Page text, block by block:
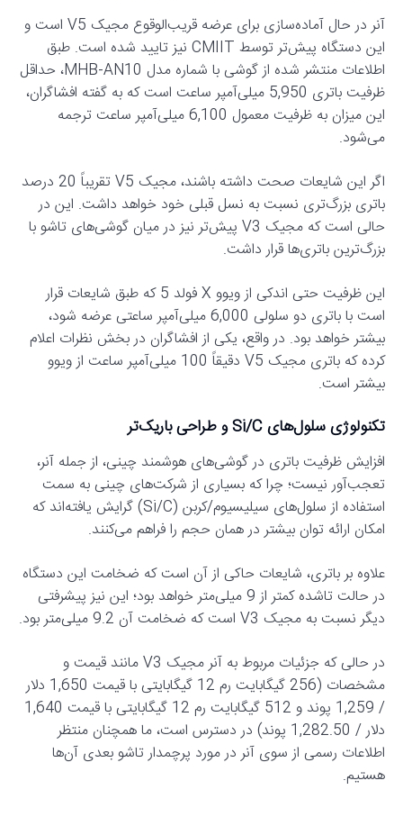
آنر در حال آماده‌سازی برای عرضه قریب‌الوقوع مجیک V5 است و
این دستگاه پیش‌تر توسط CMIIT نیز تایید شده است. طبق
اطلاعات منتشر شده از گوشی با شماره مدل MHB-AN10، حداقل
ظرفیت باتری 5,950 میلی‌آمپر ساعت است که به گفته افشاگران،
این میزان به ظرفیت معمول 6,100 میلی‌آمپر ساعت ترجمه
می‌شود.
اگر این شایعات صحت داشته باشند، مجیک V5 تقریباً 20 درصد
باتری بزرگ‌تری نسبت به نسل قبلی خود خواهد داشت. این در
حالی است که مجیک V3 پیش‌تر نیز در میان گوشی‌های تاشو با
بزرگ‌ترین باتری‌ها قرار داشت.
این ظرفیت حتی اندکی از ویوو X فولد 5 که طبق شایعات قرار
است با باتری دو سلولی 6,000 میلی‌آمپر ساعتی عرضه شود،
بیشتر خواهد بود. در واقع، یکی از افشاگران در بخش نظرات اعلام
کرده که باتری مجیک V5 دقیقاً 100 میلی‌آمپر ساعت از ویوو
بیشتر است.
تکنولوژی سلول‌های Si/C و طراحی باریک‌تر
افزایش ظرفیت باتری در گوشی‌های هوشمند چینی، از جمله آنر،
تعجب‌آور نیست؛ چرا که بسیاری از شرکت‌های چینی به سمت
استفاده از سلول‌های سیلیسیوم/کربن (Si/C) گرایش یافته‌اند که
امکان ارائه توان بیشتر در همان حجم را فراهم می‌کنند.
علاوه بر باتری، شایعات حاکی از آن است که ضخامت این دستگاه
در حالت تاشده کمتر از 9 میلی‌متر خواهد بود؛ این نیز پیشرفتی
دیگر نسبت به مجیک V3 است که ضخامت آن 9.2 میلی‌متر بود.
در حالی که جزئیات مربوط به آنر مجیک V3 مانند قیمت و
مشخصات (256 گیگابایت رم 12 گیگابایتی با قیمت 1,650 دلار
/ 1,259 پوند و 512 گیگابایت رم 12 گیگابایتی با قیمت 1,640
دلار / 1,282.50 پوند) در دسترس است، ما همچنان منتظر
اطلاعات رسمی از سوی آنر در مورد پرچمدار تاشو بعدی آن‌ها
هستیم.